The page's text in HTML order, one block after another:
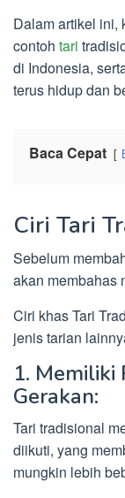
Dalam artikel ini,
contoh tari
di Indonesia,
terus hidup dan
Baca Cepat
Ciri Tari
Sebelum
akan membahas
Ciri khas Tari
jenis tarian
1. Memiliki
Gerakan:
Tari tradisional
diikuti, yang
mungkin lebih